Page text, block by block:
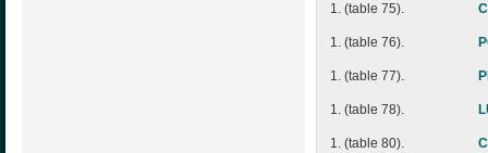
1. (table 75).
1. (table 76).
1. (table 77).
1. (table 78).
1. (table 80).